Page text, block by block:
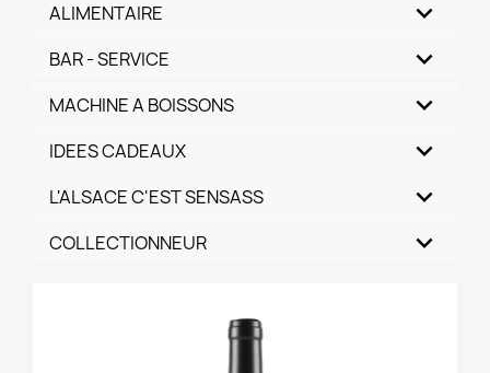
ALIMENTAIRE
BAR - SERVICE
MACHINE A BOISSONS
IDEES CADEAUX
L'ALSACE C'EST SENSASS
COLLECTIONNEUR